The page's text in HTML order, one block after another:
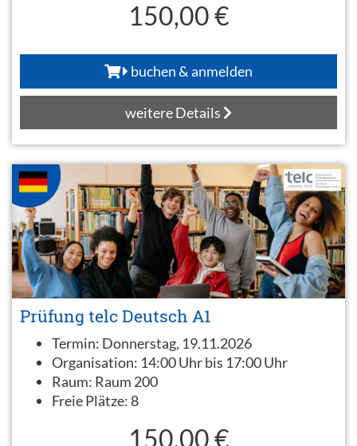
150,00 €
buchen & anmelden
weitere Details
Prüfung telc Deutsch A1
Termin: Donnerstag, 19.11.2026
Organisation: 14:00 Uhr bis 17:00 Uhr
Raum: Raum 200
Freie Plätze: 8
150,00 €